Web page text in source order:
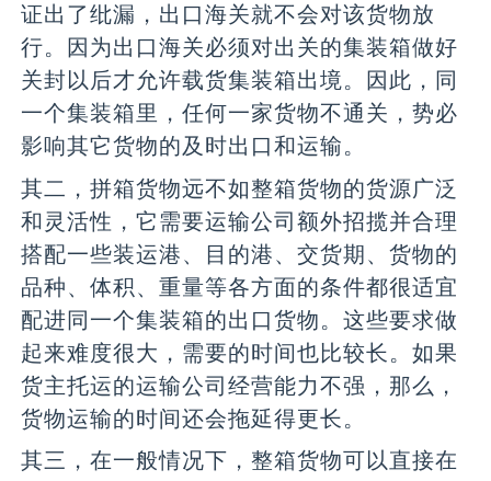
证出了纰漏，出口海关就不会对该货物放
行。因为出口海关必须对出关的集装箱做好
关封以后才允许载货集装箱出境。因此，同
一个集装箱里，任何一家货物不通关，势必
影响其它货物的及时出口和运输。
其二，拼箱货物远不如整箱货物的货源广泛
和灵活性，它需要运输公司额外招揽并合理
搭配一些装运港、目的港、交货期、货物的
品种、体积、重量等各方面的条件都很适宜
配进同一个集装箱的出口货物。这些要求做
起来难度很大，需要的时间也比较长。如果
货主托运的运输公司经营能力不强，那么，
货物运输的时间还会拖延得更长。
其三，在一般情况下，整箱货物可以直接在